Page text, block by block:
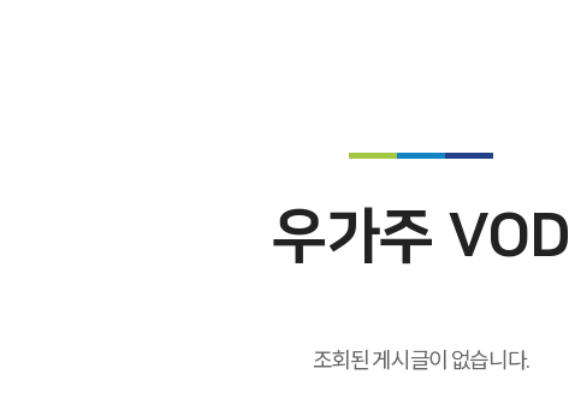
우가주 VOD
조회된 게시글이 없습니다.